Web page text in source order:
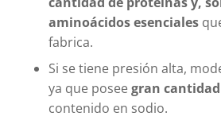
aminoácidos esenciales
fabrica.
Si se tiene presión alta,
ya que poseegran
contenido en sodio.